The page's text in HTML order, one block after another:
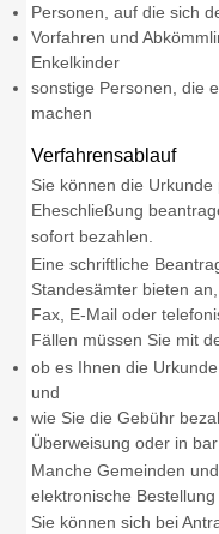
Personen, auf die sich
Vorfahren und
Enkelkinder
sonstige Personen, die
machen
Verfahrensablauf
Sie können die
Eheschließung
sofort bezahlen.
Eine schriftliche
Standesämter bieten
Fax, E-Mail oder
Fällen müssen Sie mit
ob es Ihnen die
und
wie Sie die Gebühr
Überweisung oder in
Manche Gemeinden
elektronische Bestellung
Sie können sich bei